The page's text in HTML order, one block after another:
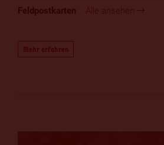
Alle ansehen
Mehr erfahren